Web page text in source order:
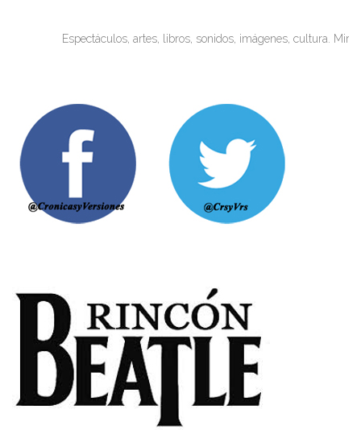
Espectáculos, artes, libros, sonidos, imágenes, cultura.